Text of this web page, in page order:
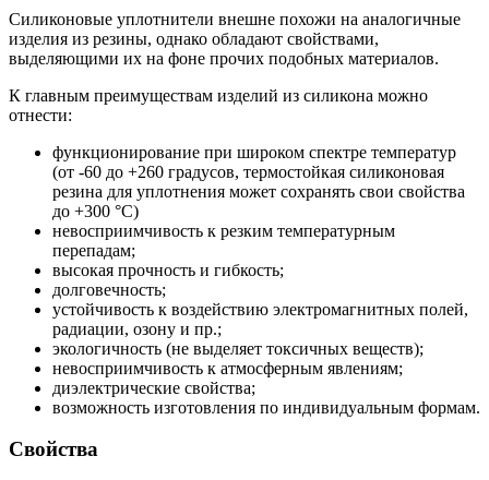
Силиконовые уплотнители внешне похожи на аналогичные
изделия из резины, однако обладают свойствами,
выделяющими их на фоне прочих подобных материалов.
К главным преимуществам изделий из силикона можно
отнести:
функционирование при широком спектре температур
(от -60 до +260 градусов, термостойкая силиконовая
резина для уплотнения может сохранять свои свойства
до +300 °С)
невосприимчивость к резким температурным
перепадам;
высокая прочность и гибкость;
долговечность;
устойчивость к воздействию электромагнитных полей,
радиации, озону и пр.;
экологичность (не выделяет токсичных веществ);
невосприимчивость к атмосферным явлениям;
диэлектрические свойства;
возможность изготовления по индивидуальным формам.
Свойства